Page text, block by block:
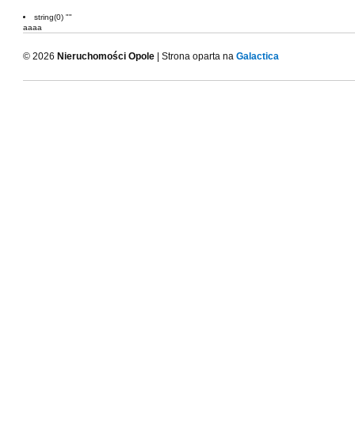
string(0) ""
aaaa
© 2026 Nieruchomości Opole | Strona oparta na Galactica